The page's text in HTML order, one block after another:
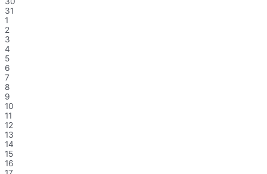
31
1
2
3
4
5
6
7
8
9
10
11
12
13
14
15
16